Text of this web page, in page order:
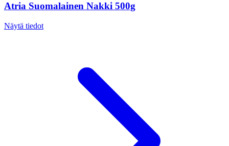
Atria Suomalainen Nakki 500g
Näytä tiedot